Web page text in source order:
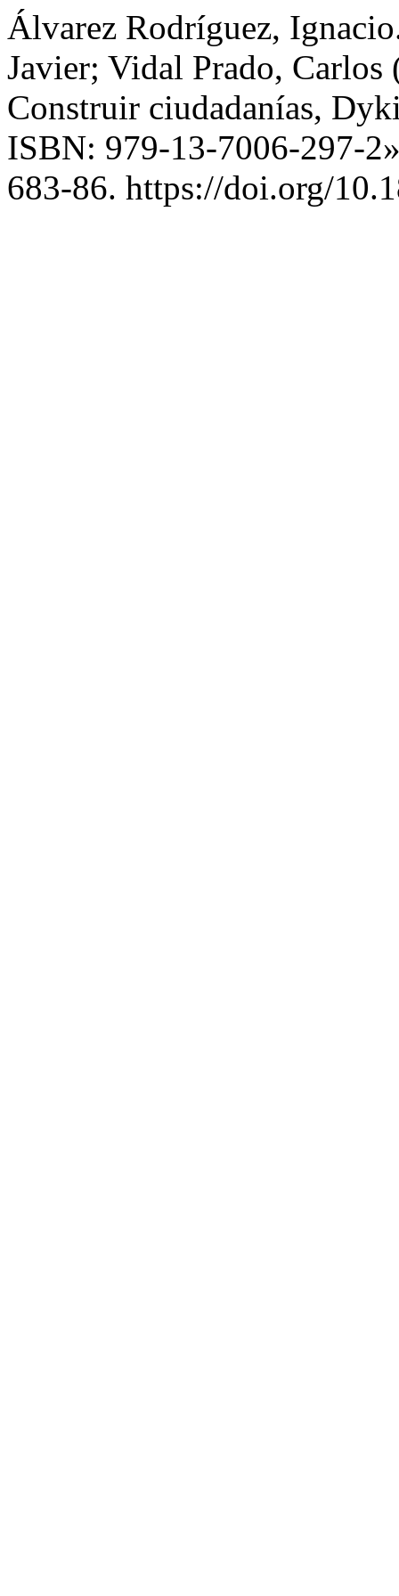
Álvarez Rodríguez,
Javier; Vidal Prado,
Construir ciudadanías,
ISBN: 979-13-7006-297-
683-86. https://doi.org/